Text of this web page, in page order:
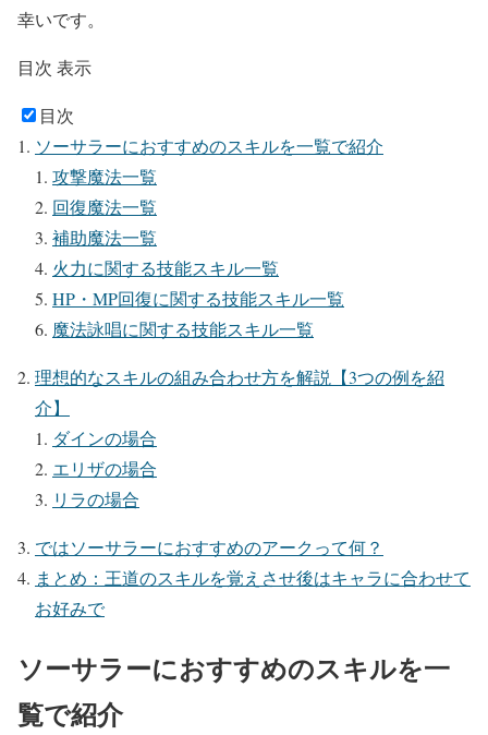
幸いです。
目次 表示
目次
ソーサラーにおすすめのスキルを一覧で紹介
攻撃魔法一覧
回復魔法一覧
補助魔法一覧
火力に関する技能スキル一覧
HP・MP回復に関する技能スキル一覧
魔法詠唱に関する技能スキル一覧
理想的なスキルの組み合わせ方を解説【3つの例を紹
介】
ダインの場合
エリザの場合
リラの場合
ではソーサラーにおすすめのアークって何？
まとめ：王道のスキルを覚えさせ後はキャラに合わせて
お好みで
ソーサラーにおすすめのスキルを一
覧で紹介